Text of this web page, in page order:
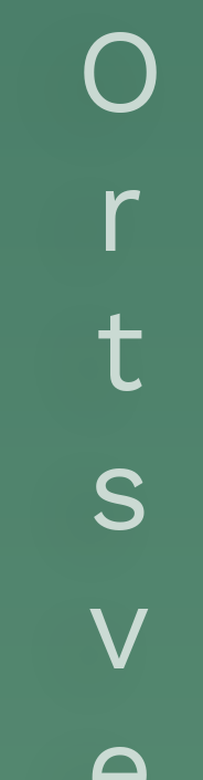
O
r
t
s
v